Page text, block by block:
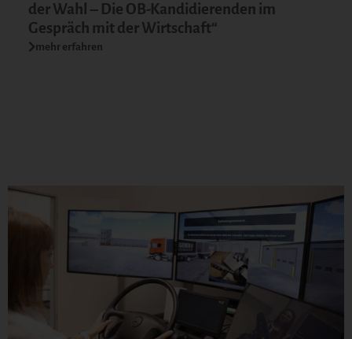
der Wahl – Die OB-Kandidierenden im
Gespräch mit der Wirtschaft“
mehr erfahren